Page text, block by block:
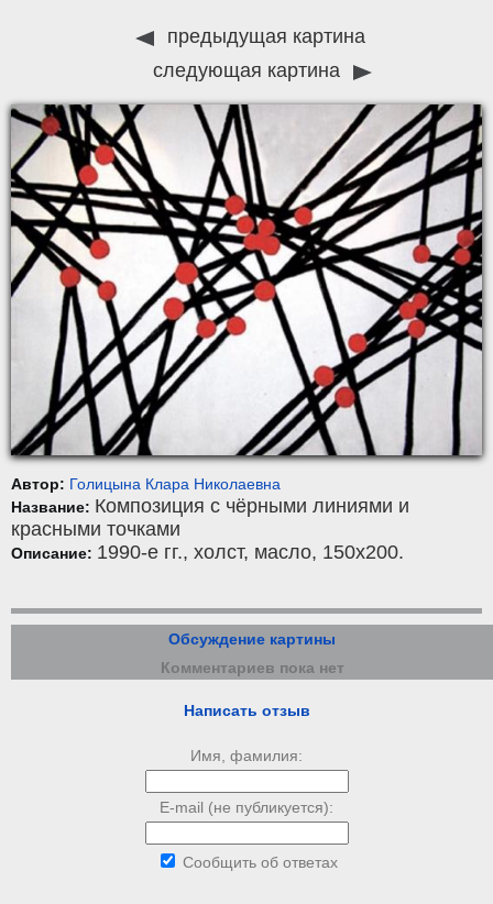
предыдущая картина
следующая картина
Автор: Голицына Клара Николаевна
Название: Композиция с чёрными линиями и
красными точками
Описание: 1990-е гг., холст, масло, 150x200.
Обсуждение картины
Комментариев пока нет
Написать отзыв
Имя, фамилия:
E-mail (не публикуется):
Сообщить об ответах